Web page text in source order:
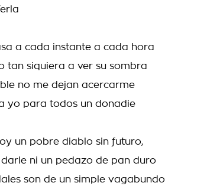
a cada instante a cada hora
tan siquiera a ver su sombra
no me dejan acercarme
yo para todos un donadie
un pobre diablo sin futuro,
ni un pedazo de pan duro
son de un simple vagabundo